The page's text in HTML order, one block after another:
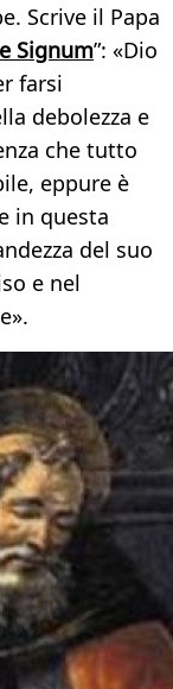
Scrive il Papa
Signum”: «Dio
farsi
debolezza e
che tutto
eppure è
in questa
del suo
e nel